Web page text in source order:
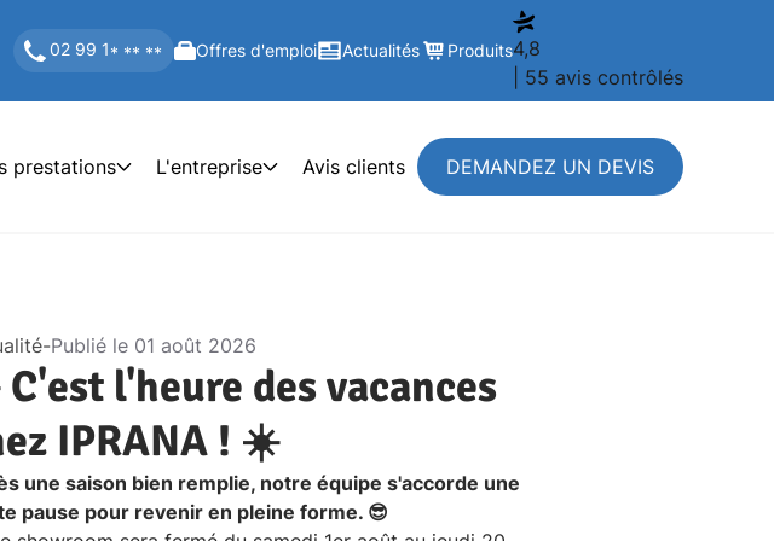
02 99 1* ** ** Offres d'emploi Actualités Produits4,8
| 55 avis contrôlés
prestations L'entreprise Avis clients DEMANDEZ UN DEVIS
-Publié le 01 août 2026
l'heure des vacances
IPRANA ! ☀️
une saison bien remplie, notre équipe s'accorde une
pause pour revenir en pleine forme. 😎